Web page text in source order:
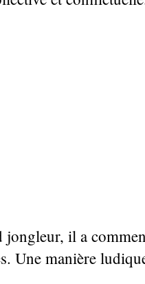
il a
Une manière